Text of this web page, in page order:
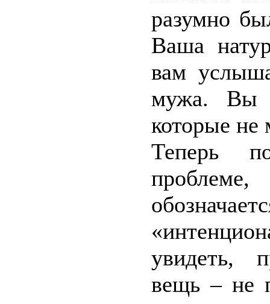
разумно
Ваша
вам
мужа. Вы
которые не
Теперь
увидеть,
вещь – не